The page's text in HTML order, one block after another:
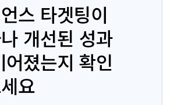
스 타겟팅이
개선된 성과
어졌는지 확인
요